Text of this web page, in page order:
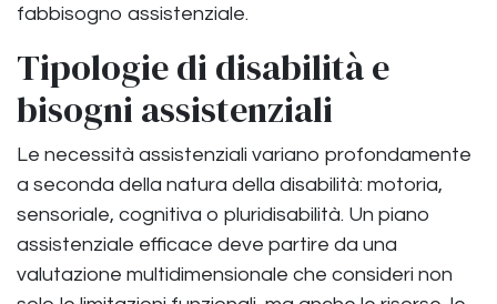
fabbisogno assistenziale.
Tipologie di disabilità e
bisogni assistenziali
Le necessità assistenziali variano profondamente
a seconda della natura della disabilità: motoria,
sensoriale, cognitiva o pluridisabilità. Un piano
assistenziale efficace deve partire da una
valutazione multidimensionale che consideri non